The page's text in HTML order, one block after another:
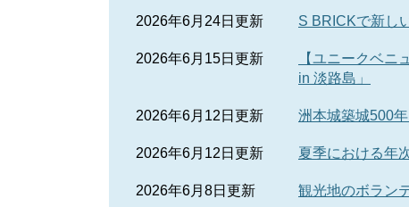
2026年6月24日更新 S BRICKで新し
2026年6月15日更新
【ユニークベニ
in 淡路島」
2026年6月12日更新 洲本城築城500
2026年6月12日更新 夏季における年
2026年6月8日更新 観光地のボラン